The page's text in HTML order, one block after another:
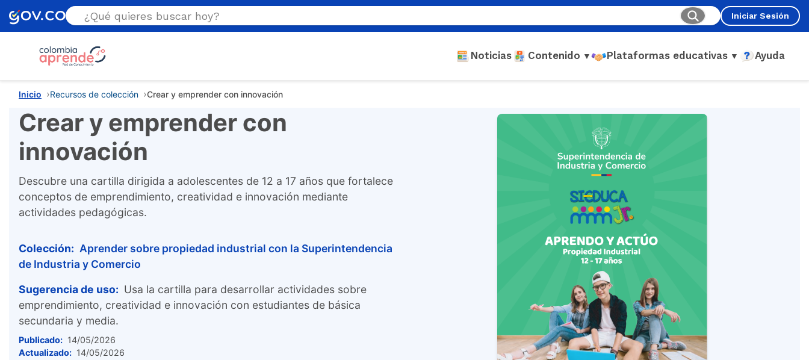
Iniciar Sesión
Noticias Contenido ▼ Plataformas educativas ▼ Ayuda
Estás aquí
Inicio Recursos de colección Crear y emprender con innovación
Crear y emprender con
innovación
Descubre una cartilla dirigida a adolescentes de 12 a 17 años que fortalece
conceptos de emprendimiento, creatividad e innovación mediante
actividades pedagógicas.
Colección: Aprender sobre propiedad industrial con la Superintendencia
de Industria y Comercio
Sugerencia de uso: Usa la cartilla para desarrollar actividades sobre
emprendimiento, creatividad e innovación con estudiantes de básica
secundaria y media.
Publicado: 14/05/2026
Actualizado: 14/05/2026